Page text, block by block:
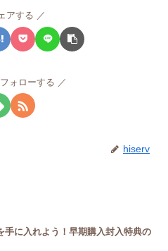
アする
ォローする
hiserv
手に入れよう！早期購入封入特典の